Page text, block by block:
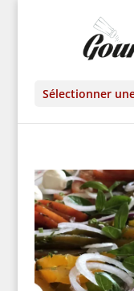
Sélectionner